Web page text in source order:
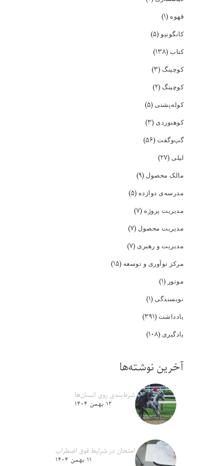
قهوه (۱)
کانگونیو(۵)
کتاب (۱۳۸)
کوچینگ (۳)
کوچینگ (۲)
کوله‌پشتی (۵)
کوهنوردی (۳)
گپ‌و‌گفت (۵۶)
لیلی (۲۷)
مالک محصول (۹)
مدرسه‌ی دوازده (۵)
مدیریت پروژه (۷)
مدیریت محصول (۷)
مدیریت و رهبری (۷)
مرکز نوآوری و توسعه (۱۵)
موتور (۱)
نویسندگی (۱)
یادداشت (۳۹۱)
یادگیری (۱۰۸)
آخرین نوشته‌ها
شرط‌بندی روی انسان‌ها
۱۲ بهمن ۱۴۰۴
امتحان در شرایط فوق اضطراب
۱۱ بهمن ۱۴۰۴